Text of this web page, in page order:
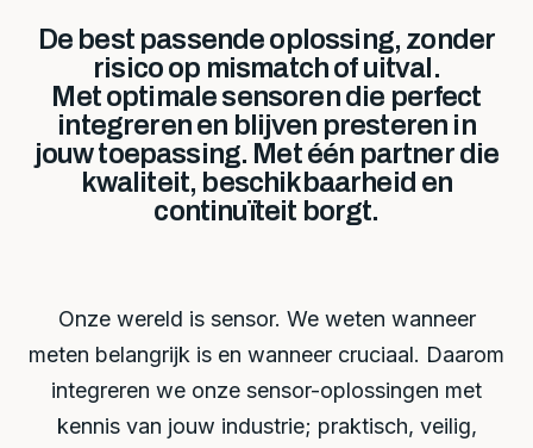
De best passende oplossing, zonder
risico op mismatch of uitval.
Met optimale sensoren die perfect
integreren en blijven presteren in
jouw toepassing. Met één partner die
kwaliteit, beschikbaarheid en
continuïteit borgt.
Onze wereld is sensor. We weten wanneer
meten belangrijk is en wanneer cruciaal. Daarom
integreren we onze sensor-oplossingen met
kennis van jouw industrie; praktisch, veilig,